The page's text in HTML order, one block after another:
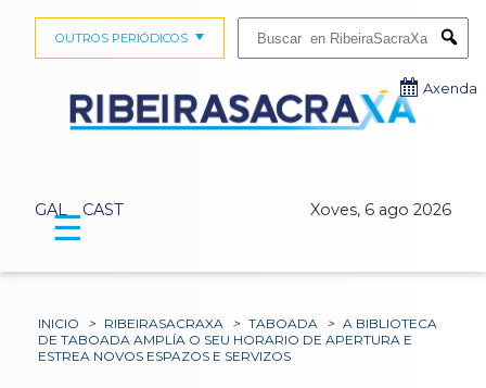
GAL CAST Xoves, 6 ago 2026
OUTROS PERIÓDICOS
Axenda
☰
INICIO > RIBEIRASACRAXA > TABOADA > A BIBLIOTECA
DE TABOADA AMPLÍA O SEU HORARIO DE APERTURA E
ESTREA NOVOS ESPAZOS E SERVIZOS